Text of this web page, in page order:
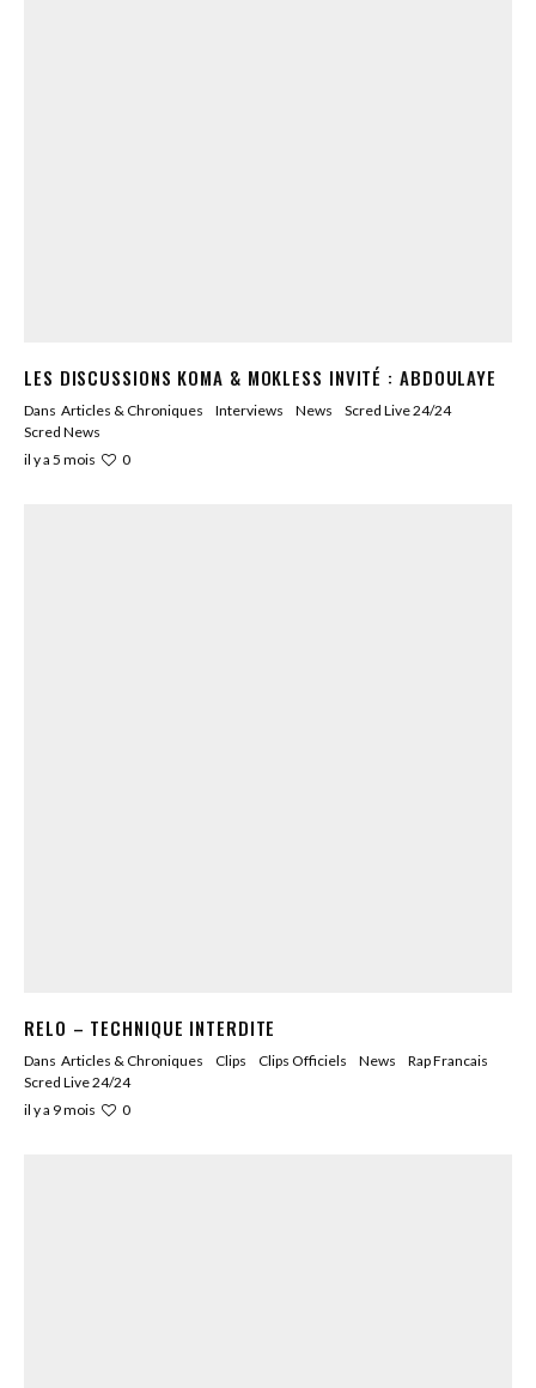
LES DISCUSSIONS KOMA & MOKLESS INVITÉ : ABDOULAYE
Dans Articles & Chroniques Interviews News
Scred Live 24/24
Scred News
il y a 5 mois
0
RELO – TECHNIQUE INTERDITE
Dans Articles & Chroniques Clips Clips Officiels News
Rap Francais
Scred Live 24/24
il y a 9 mois
0